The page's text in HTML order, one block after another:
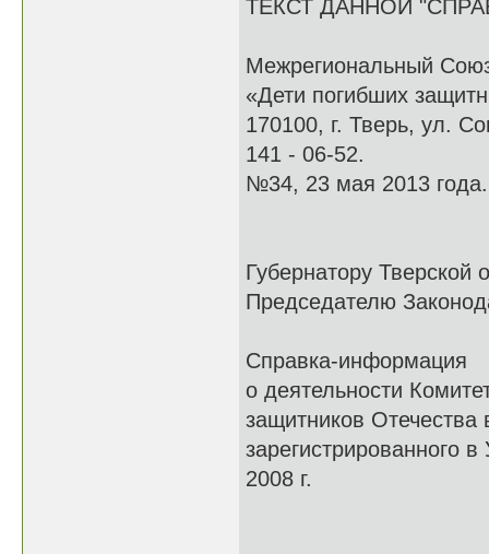
ТЕКСТ ДАННОЙ
Межрегиональный
«Дети погибших
170100, г. Тверь, ул.
141 - 06-52.
№34, 23 мая 2013 года.
Губернатору
Председателю
Справка-информация
о деятельности
защитников Отечества
зарегистрированного
2008 г.